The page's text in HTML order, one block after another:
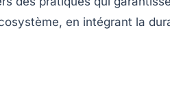
, en intégrant la